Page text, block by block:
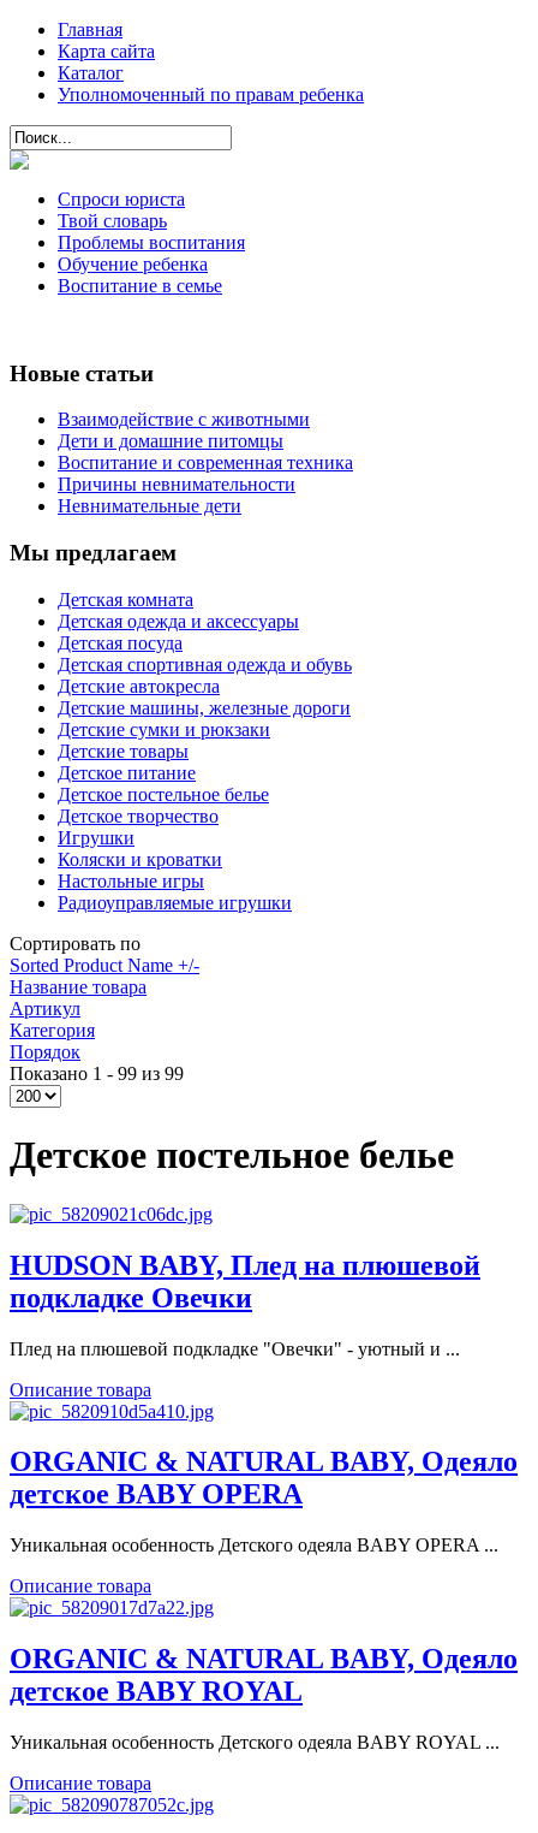
Главная
Карта сайта
Каталог
Уполномоченный по правам ребенка
Спроси юриста
Твой словарь
Проблемы воспитания
Обучение ребенка
Воспитание в семье
Новые статьи
Взаимодействие с животными
Дети и домашние питомцы
Воспитание и современная техника
Причины невнимательности
Невнимательные дети
Мы предлагаем
Детская комната
Детская одежда и аксессуары
Детская посуда
Детская спортивная одежда и обувь
Детские автокресла
Детские машины, железные дороги
Детские сумки и рюкзаки
Детские товары
Детское питание
Детское постельное белье
Детское творчество
Игрушки
Коляски и кроватки
Настольные игры
Радиоуправляемые игрушки
Сортировать по
Sorted Product Name +/-
Название товара
Артикул
Категория
Порядок
Показано 1 - 99 из 99
Детское постельное белье
HUDSON BABY, Плед на плюшевой
подкладке Овечки
Плед на плюшевой подкладке "Овечки" - уютный и ...
Описание товара
ORGANIC & NATURAL BABY, Одеяло
детское BABY OPERA
Уникальная особенность Детского одеяла BABY OPERA ...
Описание товара
ORGANIC & NATURAL BABY, Одеяло
детское BABY ROYAL
Уникальная особенность Детского одеяла BABY ROYAL ...
Описание товара